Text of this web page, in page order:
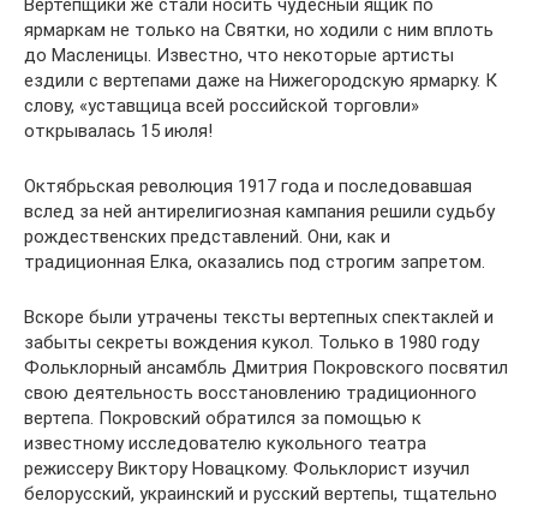
Вертепщики же стали носить чудесный ящик по
ярмаркам не только на Святки, но ходили с ним вплоть
до Масленицы. Известно, что некоторые артисты
ездили с вертепами даже на Нижегородскую ярмарку. К
слову, «уставщица всей российской торговли»
открывалась 15 июля!
Октябрьская революция 1917 года и последовавшая
вслед за ней антирелигиозная кампания решили судьбу
рождественских представлений. Они, как и
традиционная Елка, оказались под строгим запретом.
Вскоре были утрачены тексты вертепных спектаклей и
забыты секреты вождения кукол. Только в 1980 году
Фольклорный ансамбль Дмитрия Покровского посвятил
свою деятельность восстановлению традиционного
вертепа. Покровский обратился за помощью к
известному исследователю кукольного театра
режиссеру Виктору Новацкому. Фольклорист изучил
белорусский, украинский и русский вертепы, тщательно